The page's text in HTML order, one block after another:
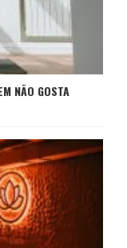
NÃO GOSTA